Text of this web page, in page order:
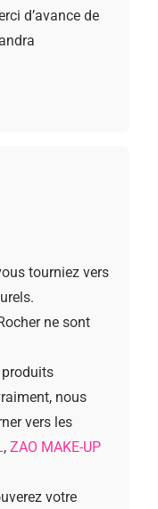
d’avance de
tourniez vers
ne sont
nous
vers les
,ZAO MAKE-UP
votre